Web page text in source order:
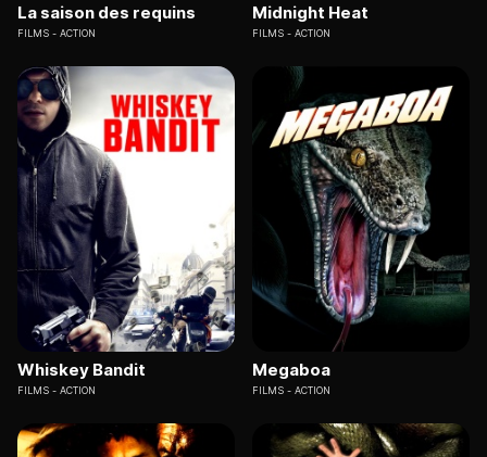
La saison des requins
FILMS ACTION
Midnight Heat
FILMS ACTION
Whiskey Bandit
FILMS ACTION
Megaboa
FILMS ACTION